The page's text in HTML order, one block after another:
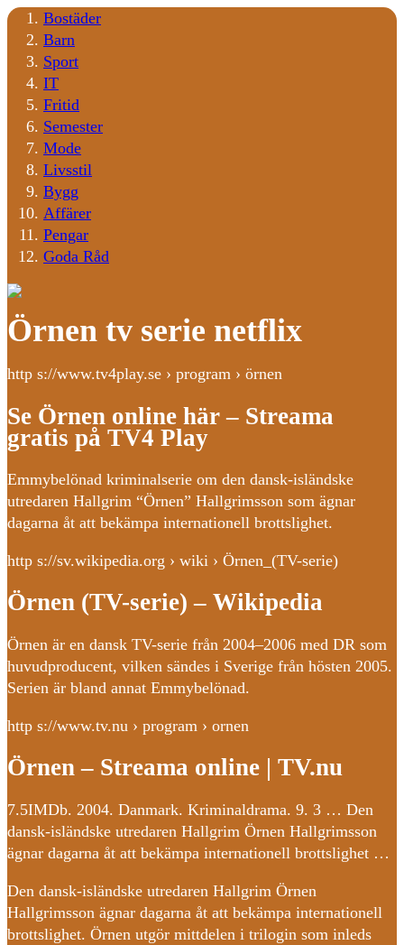
Bostäder
Barn
Sport
IT
Fritid
Semester
Mode
Livsstil
Bygg
Affärer
Pengar
Goda Råd
Örnen tv serie netflix
http s://www.tv4play.se › program › örnen
Se Örnen online här – Streama
gratis på TV4 Play
Emmybelönad kriminalserie om den dansk-isländske
utredaren Hallgrim “Örnen” Hallgrimsson som ägnar
dagarna åt att bekämpa internationell brottslighet.
http s://sv.wikipedia.org › wiki › Örnen_(TV-serie)
Örnen (TV-serie) – Wikipedia
Örnen är en dansk TV-serie från 2004–2006 med DR som
huvudproducent, vilken sändes i Sverige från hösten 2005.
Serien är bland annat Emmybelönad.
http s://www.tv.nu › program › ornen
Örnen – Streama online | TV.nu
7.5IMDb. 2004. Danmark. Kriminaldrama. 9. 3 … Den
dansk-isländske utredaren Hallgrim Örnen Hallgrimsson
ägnar dagarna åt att bekämpa internationell brottslighet …
Den dansk-isländske utredaren Hallgrim Örnen
Hallgrimsson ägnar dagarna åt att bekämpa internationell
brottslighet. Örnen utgör mittdelen i trilogin som inleds